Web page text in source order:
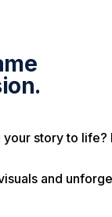
your story to life?
and